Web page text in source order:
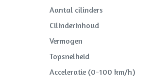
Aantal cilinders
Cilinderinhoud
Vermogen
Topsnelheid
Acceleratie (0-100 km/h)